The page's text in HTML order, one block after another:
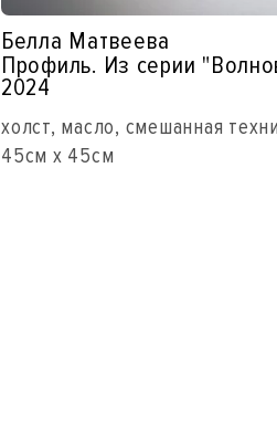
Белла Матвеева
Профиль. Из серии
2024
холст, масло, смешанная
45см x 45см